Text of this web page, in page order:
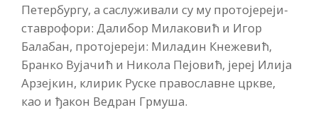
Петербургу, а саслуживали су му протојереји-
ставрофори: Далибор Милаковић и Игор
Балабан, протојереји: Миладин Кнежевић,
Бранко Вујачић и Никола Пејовић, јереј Илија
Арзејкин, клирик Руске православне цркве,
као и ђакон Ведран Грмуша.